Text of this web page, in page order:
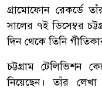
গ্রামোফোন রেকর্ডে
সালের ৭ই ডিসেম্বর
দিন থেকে তিনি
চট্টগ্রাম টেলিভিশন
নিয়েছেন। তাঁর